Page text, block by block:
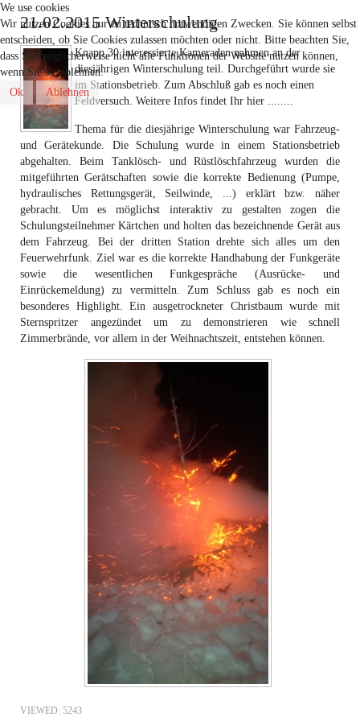
21.02.2015 Winterschulung
Knapp 30 interessierte Kameraden nahmen an der
diesjährigen Winterschulung teil. Durchgeführt wurde sie
im Stationsbetrieb. Zum Abschluß gab es noch einen
Feldversuch. Weitere Infos findet Ihr hier ........
Thema für die diesjährige Winterschulung war Fahrzeug-
und Gerätekunde. Die Schulung wurde in einem Stationsbetrieb
abgehalten. Beim Tanklösch- und Rüstlöschfahrzeug wurden die
mitgeführten Gerätschaften sowie die korrekte Bedienung (Pumpe,
hydraulisches Rettungsgerät, Seilwinde, ...) erklärt bzw. näher
gebracht. Um es möglichst interaktiv zu gestalten zogen die
Schulungsteilnehmer Kärtchen und holten das bezeichnende Gerät aus
dem Fahrzeug. Bei der dritten Station drehte sich alles um den
Feuerwehrfunk. Ziel war es die korrekte Handhabung der Funkgeräte
sowie die wesentlichen Funkgespräche (Ausrücke- und
Einrückemeldung) zu vermitteln. Zum Schluss gab es noch ein
besonderes Highlight. Ein ausgetrockneter Christbaum wurde mit
Sternspritzer angezündet um zu demonstrieren wie schnell
Zimmerbrände, vor allem in der Weihnachtszeit, entstehen können.
VIEWED: 5243
We use cookies
Wir nutzen Cookies nur zu technisch notwendigen Zwecken. Sie können selbst
entscheiden, ob Sie Cookies zulassen möchten oder nicht. Bitte beachten Sie,
dass Sie möglicherweise nicht alle Funktionen der Website nutzen können,
wenn Sie sie ablehnen.
Ok
Ablehnen